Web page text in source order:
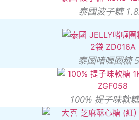
泰國波子糖
泰國啫喱圈糖
100% 提子味軟